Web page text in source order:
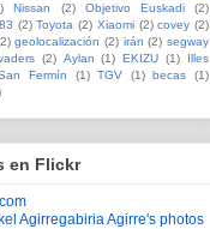
Nissan (2) Objetivo Euskadi
(2)
(2) Toyota (2) Xiaomi (2) covey (2)
geolocalización (2) irán (2) segway
(2) Aylan (1) EKIZU (1)
Illes
Fermín (1) TGV (1) becas
(1)
en Flickr
.com
Agirregabiria Agirre's photos